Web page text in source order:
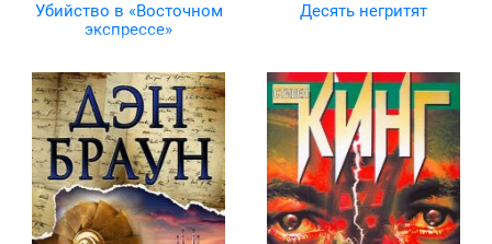
Убийство в «Восточном
экспрессе»
Десять негритят